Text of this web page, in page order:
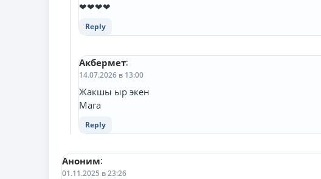
❤❤❤❤
Reply
Акбермет:
14.07.2026 в 13:00
Жакшы ыр экен
Мага
Reply
Аноним:
01.11.2025 в 23:26